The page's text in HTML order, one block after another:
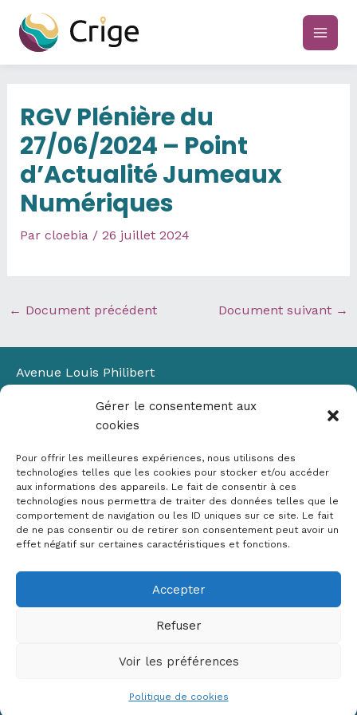
Gérer le consentement aux
cookies
Pour offrir les meilleures expériences, nous utilisons des
technologies telles que les cookies pour stocker et/ou accéder
aux informations des appareils. Le fait de consentir à ces
technologies nous permettra de traiter des données telles que le
comportement de navigation ou les ID uniques sur ce site. Le fait
de ne pas consentir ou de retirer son consentement peut avoir un
effet négatif sur certaines caractéristiques et fonctions.
Accepter
Refuser
Voir les préférences
Politique de cookies
contenu
main
RGV Plénière du
27/06/2024 – Point
d’Actualité Jumeaux
Numériques
Par cloebia / 26 juillet 2024
← Document précédent Document suivant →
Avenue Louis Philibert
Bâtiment Laennec
13100 Aix-en-Provence
✉ contact@crige-paca.org
Mentions légales
RGPD
Copyright © 2026 Crige PACA